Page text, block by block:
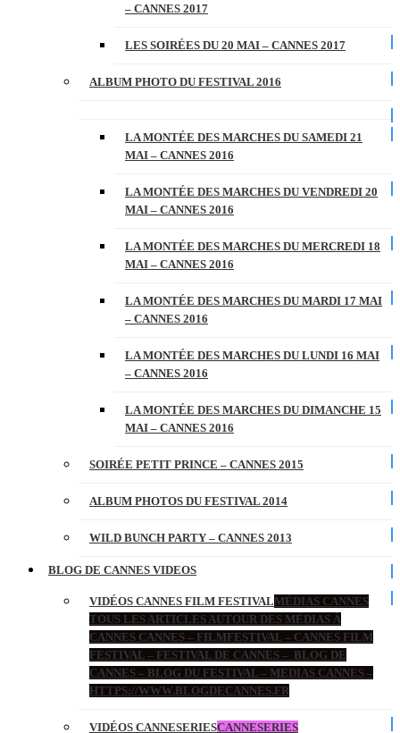
– CANNES 2017
LES SOIRÉES DU 20 MAI – CANNES 2017
ALBUM PHOTO DU FESTIVAL 2016
LA MONTÉE DES MARCHES DU SAMEDI 21
MAI – CANNES 2016
LA MONTÉE DES MARCHES DU VENDREDI 20
MAI – CANNES 2016
LA MONTÉE DES MARCHES DU MERCREDI 18
MAI – CANNES 2016
LA MONTÉE DES MARCHES DU MARDI 17 MAI
– CANNES 2016
LA MONTÉE DES MARCHES DU LUNDI 16 MAI
– CANNES 2016
LA MONTÉE DES MARCHES DU DIMANCHE 15
MAI – CANNES 2016
SOIRÉE PETIT PRINCE – CANNES 2015
ALBUM PHOTOS DU FESTIVAL 2014
WILD BUNCH PARTY – CANNES 2013
BLOG DE CANNES VIDEOS
VIDÉOS CANNES FILM FESTIVALMÉDIAS CANNES
TOUS LES ARTICLES AUTOUR DES MÉDIAS À
CANNES CANNES – FILMFESTIVAL – CANNES FILM
FESTIVAL – FESTIVAL DE CANNES – BLOG DE
CANNES – BLOG DU FESTIVAL – MEDIAS CANNES –
HTTPS://WWW.BLOGDECANNES.FR
VIDÉOS CANNESERIESCANNESERIES